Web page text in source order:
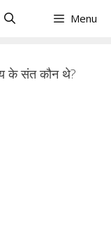
Menu
के संत कौन थे?